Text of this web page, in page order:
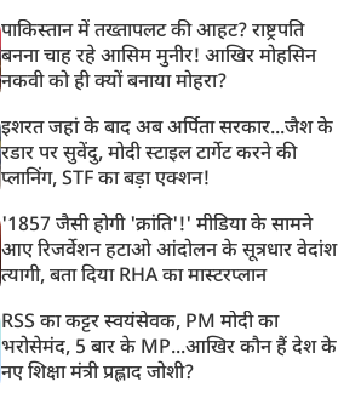
पाकिस्तान में तख्तापलट की आहट? राष्ट्रपति
बनना चाह रहे आसिम मुनीर! आखिर मोहसिन
नकवी को ही क्यों बनाया मोहरा?
इशरत जहां के बाद अब अर्पिता सरकार...जैश के
रडार पर सुवेंदु, मोदी स्टाइल टार्गेट करने की
प्लानिंग, STF का बड़ा एक्शन!
'1857 जैसी होगी 'क्रांति'!' मीडिया के सामने
आए रिजर्वेशन हटाओ आंदोलन के सूत्रधार वेदांश
त्यागी, बता दिया RHA का मास्टरप्लान
RSS का कट्टर स्वयंसेवक, PM मोदी का
भरोसेमंद, 5 बार के MP...आखिर कौन हैं देश के
नए शिक्षा मंत्री प्रह्लाद जोशी?